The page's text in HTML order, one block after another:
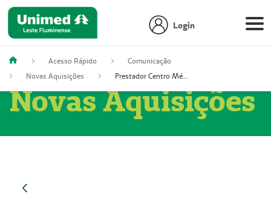
Login
Acesso Rápido
Comunicação
Novas Aquisições
Prestador Centro Médico Vitória Ltda, 51004350-4: Centro Médico Vitória Ltda (Nome Fantasia: Policlínica Master)
Novas Aquisições